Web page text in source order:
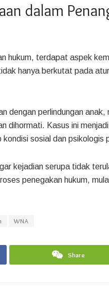
dalam
hukum, terdapat aspek
hanya berkutat pada
dengan perlindungan anak,
dihormati. Kasus ini menjadi
sosial dan psikologis
kejadian serupa tidak
penegakan hukum,
WNA
Share